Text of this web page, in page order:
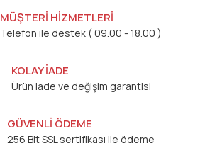
MÜŞTERİ HİZMETLERİ
Telefon ile destek ( 09.00 - 18.00 )
KOLAY İADE
Ürün iade ve değişim garantisi
GÜVENLİ ÖDEME
256 Bit SSL sertifikası ile ödeme